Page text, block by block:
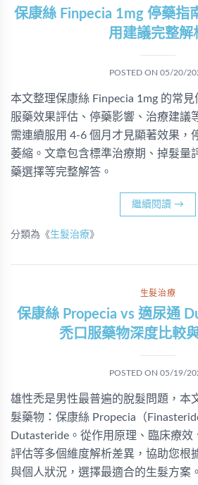
保康絲 Finpecia 1mg 停藥指
用建議完整解
POSTED ON 05/20/
本文整理保康絲 Finpecia 1mg 的常
服藥效果評估、停藥影響、治療建議
需連續服用 4-6 個月才見顯著效果，
萎縮。文章包含標準治療期、掉髮量
藥選擇等完整解答。
繼續閱讀 →
分類為《生髮治療》
生髮治療
保康絲 Propecia vs 適尿通
禿口服藥物深度比較
POSTED ON 05/19/
雄性禿是男性最普遍的脫髮問題，本
髮藥物：保康絲 Propecia（
Dutasteride。從作用原理、臨床療效
評估等多個維度解析差異，協助您根
與個人狀況，選擇最適合的生髮方案。